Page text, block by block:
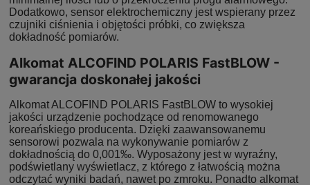
Dodatkowo, sensor elektrochemiczny jest wspierany przez
czujniki ciśnienia i objętości próbki, co zwiększa
dokładność pomiarów.
Alkomat ALCOFIND POLARIS FastBLOW -
gwarancja doskonałej jakości
Alkomat ALCOFIND POLARIS FastBLOW to wysokiej
jakości urządzenie pochodzące od renomowanego
koreańskiego producenta. Dzięki zaawansowanemu
sensorowi pozwala na wykonywanie pomiarów z
dokładnością do 0,001‰. Wyposażony jest w wyraźny,
podświetlany wyświetlacz, z którego z łatwością można
odczytać wyniki badań, nawet po zmroku. Ponadto alkomat